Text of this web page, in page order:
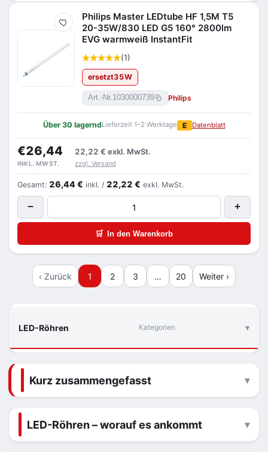
LED-Röhren Kategorien
Merken
Philips Master LEDtube HF 1,5M T5
20-35W/830 LED G5 160° 2800lm
EVG warmweiß InstantFit
(1)
ersetzt35W
Art.-Nr.1030000739 Philips
Über 30 lagerndLieferzeit 1–2 Werktage E Datenblatt
€26,44 22,22 € exkl. MwSt.
INKL. MWST. zzgl. Versand
Gesamt: 26,44 € inkl. / 22,22 € exkl. MwSt.
− +
🛒 In den Warenkorb
‹ Zurück 1 2 3 … 20 Weiter ›
Kurz zusammengefasst
LED-Röhren – worauf es ankommt